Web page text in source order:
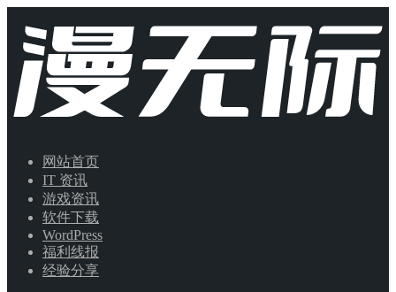
网站首页
IT 资讯
游戏资讯
软件下载
WordPress
福利线报
经验分享